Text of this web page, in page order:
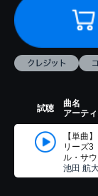
試聴
曲名
アーテ
【単曲
リーズ3
ル・サ
池田 航